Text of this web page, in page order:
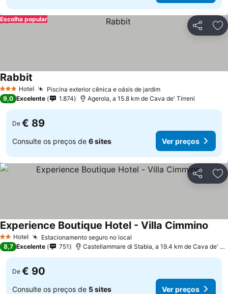
Partilhar
Escolha popular
3 EstrelasHotel Piscina exterior cênica e oásis de jardimVer preços
Rabbit
9,0 Excelente 1.874 Agerola, a 15.8 km de Cava de' Tirreni
De € 89
Consulte os preços de 6 sites Ver preços
Partilhar
2 Estrelas
Hotel Estacionamento seguro no local
Experience Boutique Hotel - Villa Cimmino
8,7 Excelente 751 Castellammare di Stabia, a 19.4 km de Cava de'
De € 90
Consulte os preços de 5 sites Ver preços